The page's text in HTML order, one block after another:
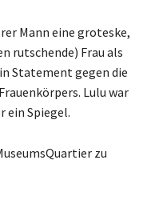
Mann eine groteske,
rutschende) Frau als
Statement gegen die
Lulu war
ein Spiegel.
zu